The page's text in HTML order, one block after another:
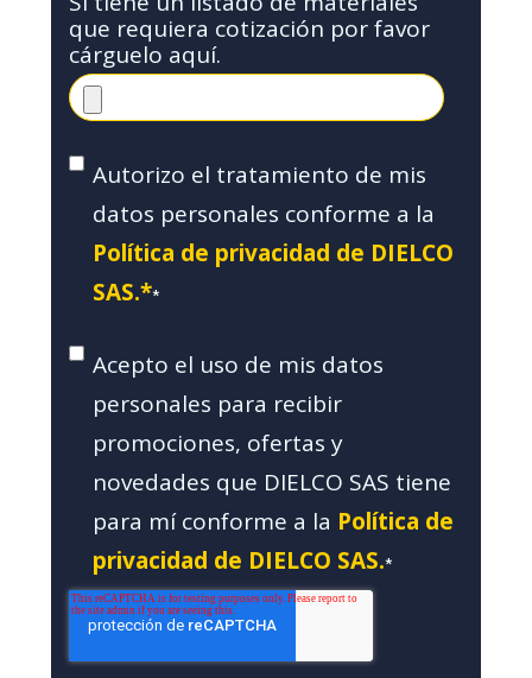
que requiera cotización por favor
cárguelo aquí.
Autorizo el tratamiento de mis
datos personales conforme a la
Política de privacidad de DIELCO
SAS.**
Acepto el uso de mis datos
personales para recibir
promociones, ofertas y
novedades que DIELCO SAS tiene
para mí conforme a la Política de
privacidad de DIELCO SAS.*